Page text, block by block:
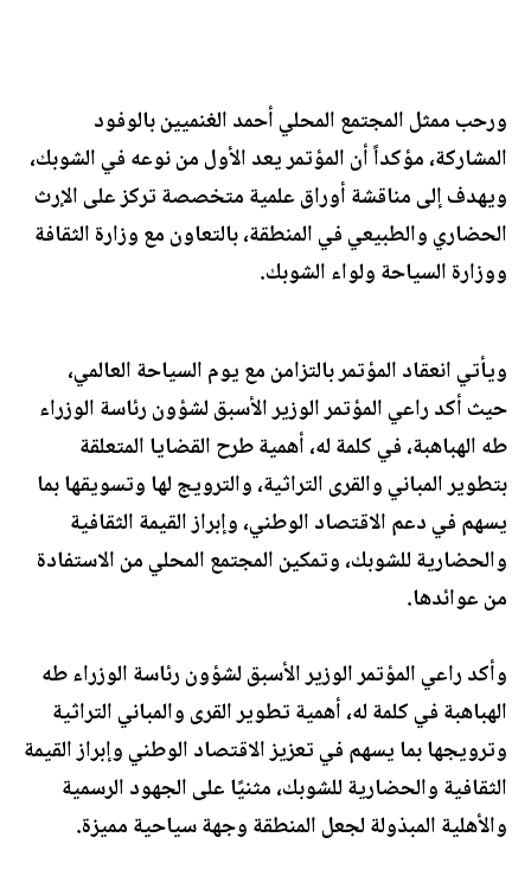
ورحب ممثل المجتمع المحلي أحمد الغنميين بالوفود
المشاركة، مؤكداً أن المؤتمر يعد الأول من نوعه في الشوبك،
ويهدف إلى مناقشة أوراق علمية متخصصة تركز على الإرث
الحضاري والطبيعي في المنطقة، بالتعاون مع وزارة الثقافة
ووزارة السياحة ولواء الشوبك.
ويأتي انعقاد المؤتمر بالتزامن مع يوم السياحة العالمي،
حيث أكد راعي المؤتمر الوزير الأسبق لشؤون رئاسة الوزراء
طه الهباهبة، في كلمة له، أهمية طرح القضايا المتعلقة
بتطوير المباني والقرى التراثية، والترويج لها وتسويقها بما
يسهم في دعم الاقتصاد الوطني، وإبراز القيمة الثقافية
والحضارية للشوبك، وتمكين المجتمع المحلي من الاستفادة
من عوائدها.
وأكد راعي المؤتمر الوزير الأسبق لشؤون رئاسة الوزراء طه
الهباهبة في كلمة له، أهمية تطوير القرى والمباني التراثية
وترويجها بما يسهم في تعزيز الاقتصاد الوطني وإبراز القيمة
الثقافية والحضارية للشوبك، مثنيًا على الجهود الرسمية
والأهلية المبذولة لجعل المنطقة وجهة سياحية مميزة.